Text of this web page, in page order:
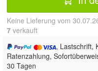
Keine Lieferung vom
7 verkauft
, Lastschrift,
Ratenzahlung,
30 Tagen